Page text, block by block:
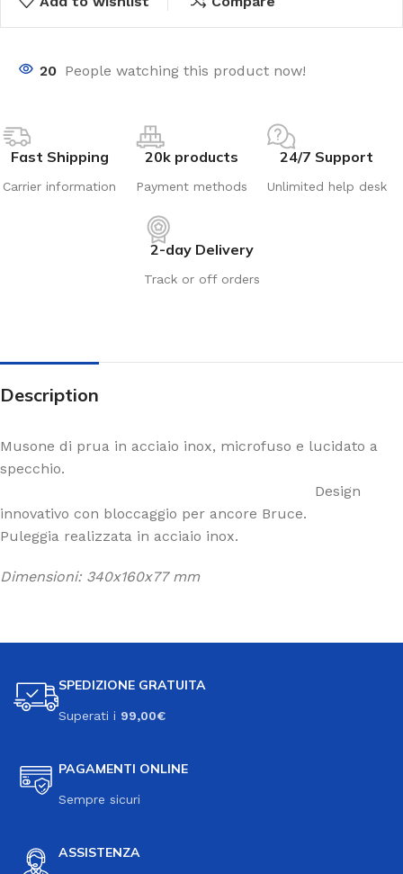
20 People watching this product now!
Fast Shipping
Carrier information
20k products
Payment methods
24/7 Support
Unlimited help desk
2-day Delivery
Track or off orders
Description
Musone di prua in acciaio inox, microfuso e lucidato a
specchio.
Design
innovativo con bloccaggio per ancore Bruce.
Puleggia realizzata in acciaio inox.
Dimensioni: 340x160x77 mm
SPEDIZIONE GRATUITA
Superati i 99,00€
PAGAMENTI ONLINE
Sempre sicuri
ASSISTENZA